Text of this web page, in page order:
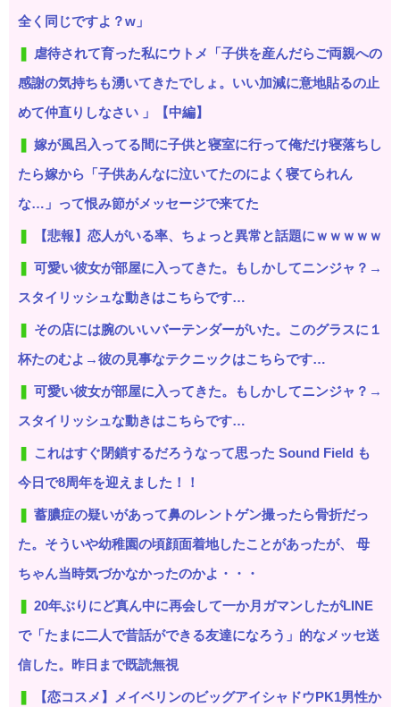
全く同じですよ？w」
虐待されて育った私にウトメ「子供を産んだらご両親への
感謝の気持ちも湧いてきたでしょ。いい加減に意地貼るの止
めて仲直りしなさい 」【中編】
嫁が風呂入ってる間に子供と寝室に行って俺だけ寝落ちし
たら嫁から「子供あんなに泣いてたのによく寝てられん
な…」って恨み節がメッセージで来てた
【悲報】恋人がいる率、ちょっと異常と話題にｗｗｗｗｗ
可愛い彼女が部屋に入ってきた。もしかしてニンジャ？→
スタイリッシュな動きはこちらです…
その店には腕のいいバーテンダーがいた。このグラスに１
杯たのむよ→彼の見事なテクニックはこちらです…
可愛い彼女が部屋に入ってきた。もしかしてニンジャ？→
スタイリッシュな動きはこちらです…
これはすぐ閉鎖するだろうなって思った Sound Field も
今日で8周年を迎えました！！
蓄膿症の疑いがあって鼻のレントゲン撮ったら骨折だっ
た。そういや幼稚園の頃顔面着地したことがあったが、 母
ちゃん当時気づかなかったのかよ・・・
20年ぶりにど真ん中に再会して一か月ガマンしたがLINE
で「たまに二人で昔話ができる友達になろう」的なメッセ送
信した。昨日まで既読無視
【恋コスメ】メイベリンのビッグアイシャドウPK1男性か